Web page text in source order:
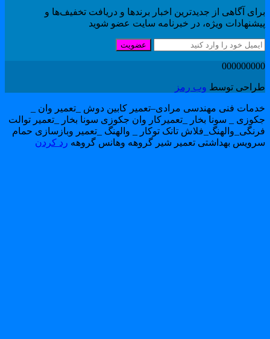
آگاهی از جدیدترین اخبار برندها و دریافت تخفیف‌ها و
ویژه، در خبرنامه سایت عضو شوید
عضویت
توسطوب رمز
فنی مهندسی مرادی–تعمیر کابین دوش _تعمیر وان _
_ سونا بخار _تعمیرکار وان جکوزی سونا بخار _تعمیر توالت
تانک توکار _ والهنگ _تعمیر وبازسازی حمام
بهداشتی تعمیر شیر گروهه وهانس گروههرد کردن